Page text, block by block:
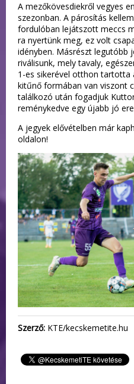
A mezőkövesdiekről vegyes
szezonban. A párosítás
fordulóban lejátszott meccs
ra nyertünk meg, ez volt
idényben. Másrészt legutóbb
riválisunk, mely tavaly,
1-es sikerével otthon tartotta
kitűnő formában van viszont
találkozó után fogadjuk
reménykedve egy újabb jó
A jegyek elővételben már
oldalon!
Szerző: KTE/kecskemetite.hu